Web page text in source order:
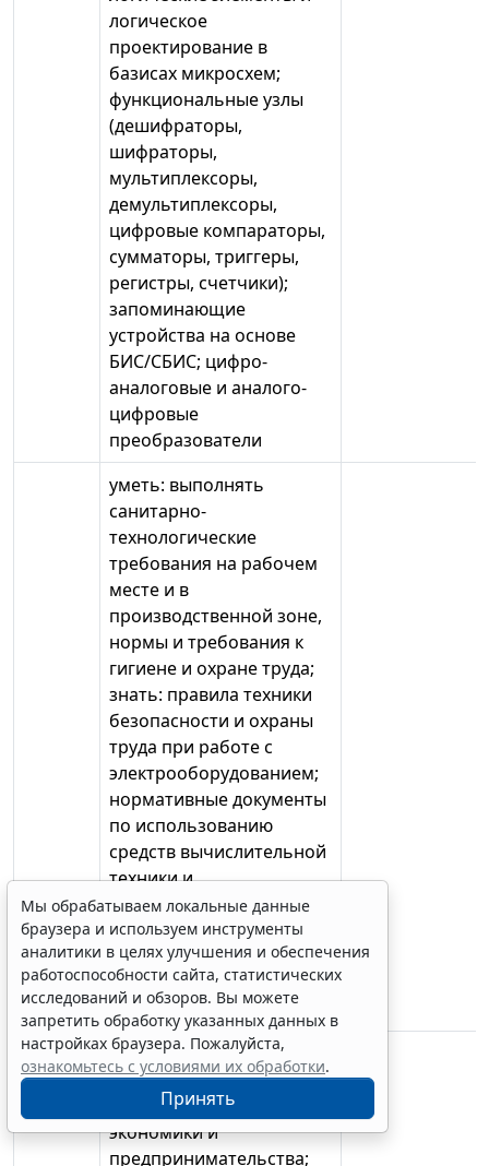
логическое
проектирование в
базисах микросхем;
функциональные узлы
(дешифраторы,
шифраторы,
мультиплексоры,
демультиплексоры,
цифровые компараторы,
сумматоры, триггеры,
регистры, счетчики);
запоминающие
устройства на основе
БИС/СБИС; цифро-
аналоговые и аналого-
цифровые
преобразователи
уметь: выполнять
санитарно-
технологические
требования на рабочем
месте и в
производственной зоне,
нормы и требования к
гигиене и охране труда;
знать: правила техники
безопасности и охраны
труда при работе с
электрооборудованием;
нормативные документы
по использованию
средств вычислительной
техники и
видеотерминалов; виды
и периодичность
инструктажа по технике
безопасности и охране
труда (ТБиОТ)
уметь: воспринимать
изменения в условиях
производства, рыночной
экономики и
предпринимательства;
Мы обрабатываем локальные данные
браузера и используем инструменты
аналитики в целях улучшения и обеспечения
работоспособности сайта, статистических
исследований и обзоров. Вы можете
запретить обработку указанных данных в
настройках браузера. Пожалуйста,
ознакомьтесь с условиями их обработки.
Принять